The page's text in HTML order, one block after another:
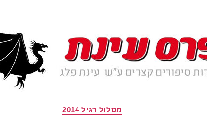
קטגוריותמסלול רגיל 2014